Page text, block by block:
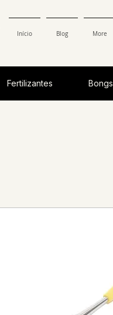
Início Blog More
Fertilizantes Bongs